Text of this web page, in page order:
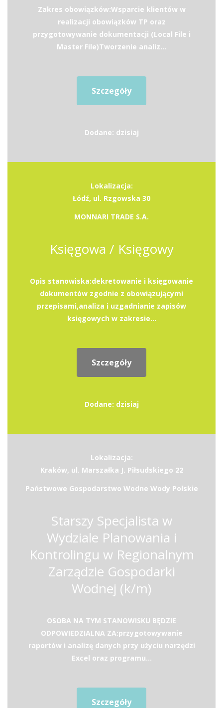
Zakres obowiązków:Wsparcie klientów w
realizacji obowiązków TP oraz
przygotowywanie dokumentacji (Local File i
Master File)Tworzenie analiz...
Szczegóły
Dodane: dzisiaj
Lokalizacja:
Łódź, ul. Rzgowska 30
MONNARI TRADE S.A.
Księgowa / Księgowy
Opis stanowiska:dekretowanie i księgowanie
dokumentów zgodnie z obowiązującymi
przepisami,analiza i uzgadnianie zapisów
księgowych w zakresie...
Szczegóły
Dodane: dzisiaj
Lokalizacja:
Kraków, ul. Marszałka J. Piłsudskiego 22
Państwowe Gospodarstwo Wodne Wody Polskie
Starszy Specjalista w
Wydziale Planowania i
Kontrolingu w Regionalnym
Zarządzie Gospodarki
Wodnej (k/m)
OSOBA NA TYM STANOWISKU BĘDZIE
ODPOWIEDZIALNA ZA:przygotowywanie
raportów i analizę danych przy użyciu narzędzi
Excel oraz programu...
Szczegóły